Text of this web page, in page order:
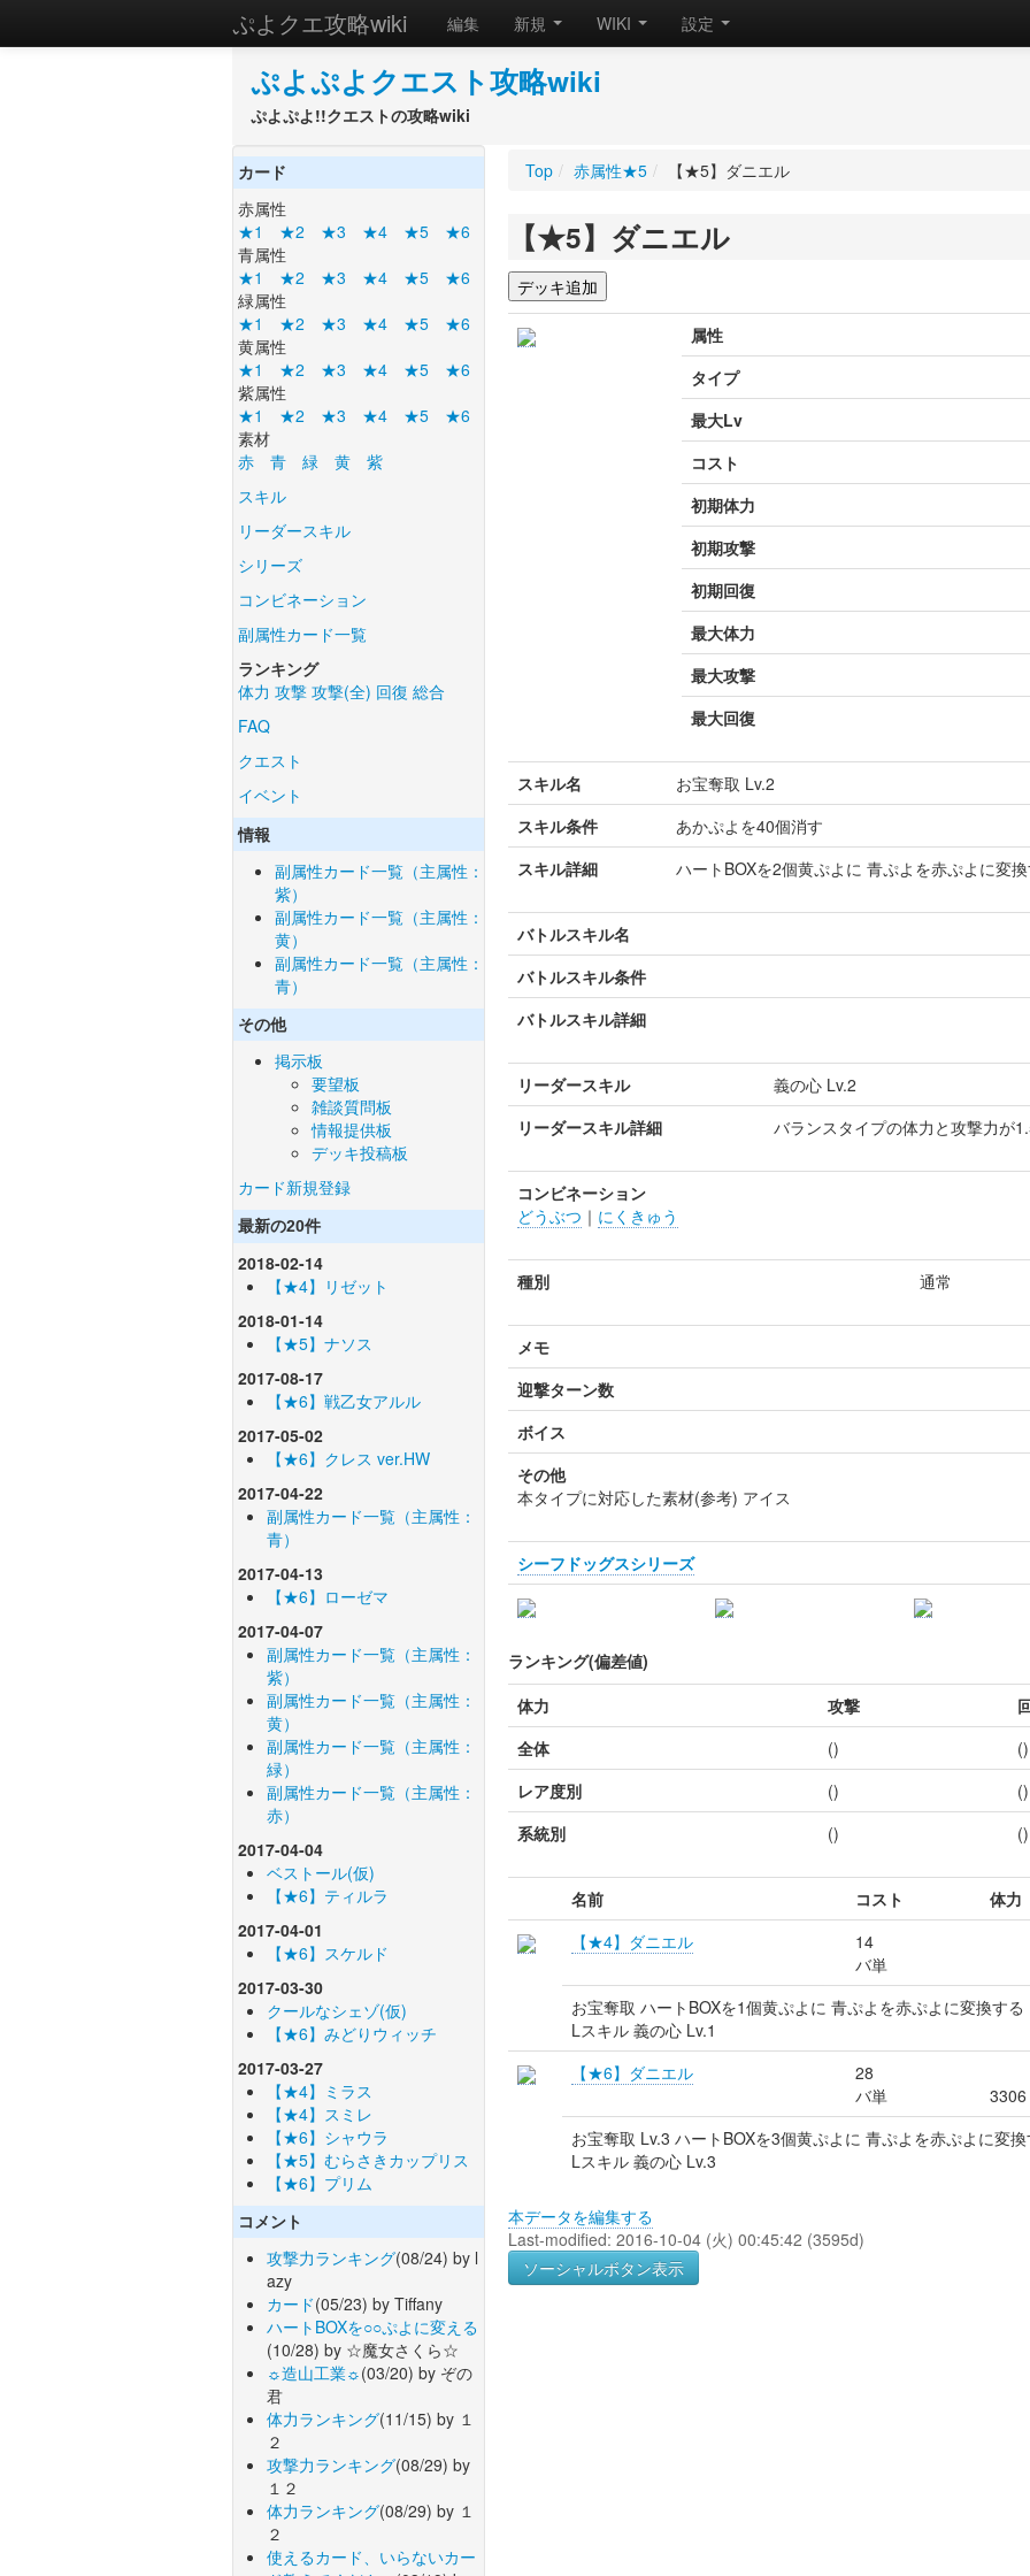
ぷよクエ攻略wiki 編集 新規 WIKI 設定
ぷよぷよクエスト攻略wiki
ぷよぷよ!!クエストの攻略wiki
カード
赤属性
★1
★2 ★3 ★4 ★5
★6
青属性
★1
★2 ★3 ★4 ★5
★6
緑属性
★1
★2 ★3 ★4 ★5
★6
黄属性
★1
★2 ★3 ★4 ★5
★6
紫属性
★1
★2 ★3 ★4 ★5
★6
素材
赤
青 緑 黄
紫
スキル
リーダースキル
シリーズ
コンビネーション
副属性カード一覧
ランキング
体力 攻撃 攻撃(全) 回復 総合
FAQ
クエスト
イベント
情報
副属性カード一覧（主属性：
紫）
副属性カード一覧（主属性：
黄）
副属性カード一覧（主属性：
青）
その他
掲示板
要望板
雑談質問板
情報提供板
デッキ投稿板
カード新規登録
最新の20件
2018-02-14
【★4】リゼット
2018-01-14
【★5】ナソス
2017-08-17
【★6】戦乙女アルル
2017-05-02
【★6】クレス ver.HW
2017-04-22
副属性カード一覧（主属性：
青）
2017-04-13
【★6】ローゼマ
2017-04-07
副属性カード一覧（主属性：
紫）
副属性カード一覧（主属性：
黄）
副属性カード一覧（主属性：
緑）
副属性カード一覧（主属性：
赤）
2017-04-04
ベストール(仮)
【★6】ティルラ
2017-04-01
【★6】スケルド
2017-03-30
クールなシェゾ(仮)
【★6】みどりウィッチ
2017-03-27
【★4】ミラス
【★4】スミレ
【★6】シャウラ
【★5】むらさきカップリス
【★6】プリム
コメント
攻撃力ランキング(08/24) by l
azy
カード(05/23) by Tiffany
ハートBOXを○○ぷよに変える
(10/28) by ☆魔女さくら☆
☼造山工業☼(03/20) by ぞの
君
体力ランキング(11/15) by １
２
攻撃力ランキング(08/29) by
１２
体力ランキング(08/29) by １
２
使えるカード、いらないカー
Top / 赤属性★5 / 【★5】ダニエル
【★5】ダニエル
属性
タイプ
最大Lv
コスト
初期体力
初期攻撃
初期回復
最大体力
最大攻撃
最大回復
スキル名
お宝奪取 Lv.2
スキル条件
あかぷよを40個消す
スキル詳細
ハートBOXを2個黄ぷよに 青ぷよを赤ぷよに変
バトルスキル名
バトルスキル条件
バトルスキル詳細
リーダースキル
義の心 Lv.2
リーダースキル詳細
バランスタイプの体力と攻撃力が
コンビネーション
どうぶつ ｜ にくきゅう
種別 通常
メモ
迎撃ターン数
ボイス
その他
本タイプに対応した素材(参考) アイス
シーフドッグスシリーズ
ランキング(偏差値)
体力
攻撃
全体
()
()
レア度別
()
()
系統別
() ()
名前 コスト
体力
【★4】ダニエル
14
バ単
お宝奪取 ハートBOXを1個黄ぷよに 青ぷよを赤ぷよに変換する
Lスキル 義の心 Lv.1
【★6】ダニエル
28
バ単
3306
お宝奪取 Lv.3 ハートBOXを3個黄ぷよに 青ぷよを赤ぷよに変
Lスキル 義の心 Lv.3
本データを編集する
Last-modified: 2016-10-04 (火) 00:45:42 (3595d)
ソーシャルボタン表示